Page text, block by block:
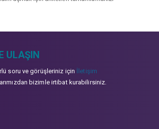
ULAŞIN
soru ve görüşleriniz için İletişim
bizimle irtibat kurabilirsiniz.